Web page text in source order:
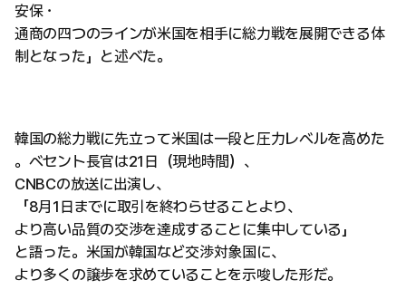
安保・
通商の四つのラインが米国を相手に総力戦を展開できる体
制となった」と述べた。
韓国の総力戦に先立って米国は一段と圧力レベルを高めた
。ベセント長官は21日（現地時間）、
CNBCの放送に出演し、
「8月1日までに取引を終わらせることより、
より高い品質の交渉を達成することに集中している」
と語った。米国が韓国など交渉対象国に、
より多くの譲歩を求めていることを示唆した形だ。